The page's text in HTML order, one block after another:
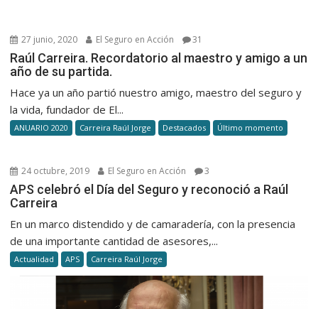
27 junio, 2020 El Seguro en Acción 31
Raúl Carreira. Recordatorio al maestro y amigo a un
año de su partida.
Hace ya un año partió nuestro amigo, maestro del seguro y
la vida, fundador de El...
ANUARIO 2020 Carreira Raúl Jorge Destacados Último momento
24 octubre, 2019 El Seguro en Acción 3
APS celebró el Día del Seguro y reconoció a Raúl
Carreira
En un marco distendido y de camaradería, con la presencia
de una importante cantidad de asesores,...
Actualidad APS Carreira Raúl Jorge